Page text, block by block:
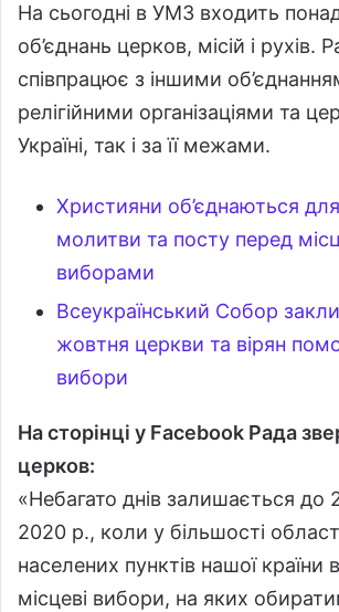
На сьогодні в УМЗ входить
об’єднань церков, місій і рухів.
співпрацює з іншими
релігійними організаціями та
Україні, так і за її межами.
Християни об’єднаються для
молитви та посту перед
виборами
Всеукраїнський Собор
жовтня церкви та вірян
вибори
На сторінці у Facebook Рада
церков:
«Небагато днів залишається до
2020 р., коли у більшості
населених пунктів нашої країни
місцеві вибори, на яких